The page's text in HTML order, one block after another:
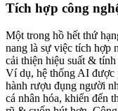
Tích hợp công
Một trong hồ hết thứ
nang là sự việc tích hợp
cải thiện hiệu suất & tính
Ví dụ, hệ thống AI được
hành rượu đụng người
cá nhân hóa, khiến đến